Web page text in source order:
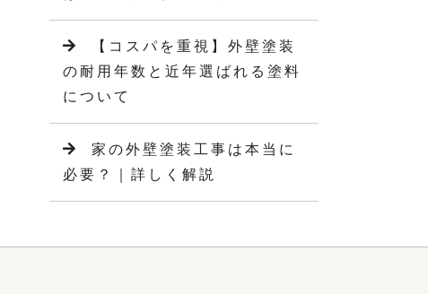
【コスパを重視】外壁塗装
の耐用年数と近年選ばれる塗料
について
家の外壁塗装工事は本当に
必要？｜詳しく解説